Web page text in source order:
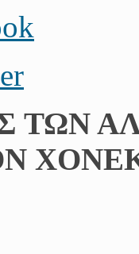
ΤΩΝ